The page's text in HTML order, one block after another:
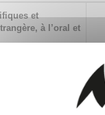
et
à l’oral et
ou de
français et